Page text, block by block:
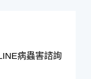
病蟲害諮詢